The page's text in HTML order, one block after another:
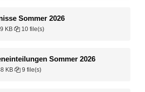
Sommer 2026
KB 10 file(s)
Sommer 2026
KB 9 file(s)